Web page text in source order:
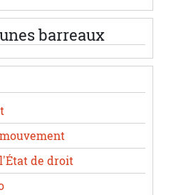
barreaux
mouvement
de droit